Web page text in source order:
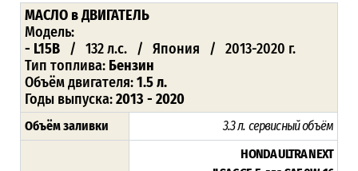
МАСЛО в ДВИГАТЕЛЬ
Модель:
- L15B / 132 л.с. / Япония / 2013-2020 г.
Тип топлива: Бензин
Объём двигателя:1.5 л.
Годы выпуска:2013 - 2020
Объём заливки 3.3 л. сервисный объём
HONDA ULTRA NEXT